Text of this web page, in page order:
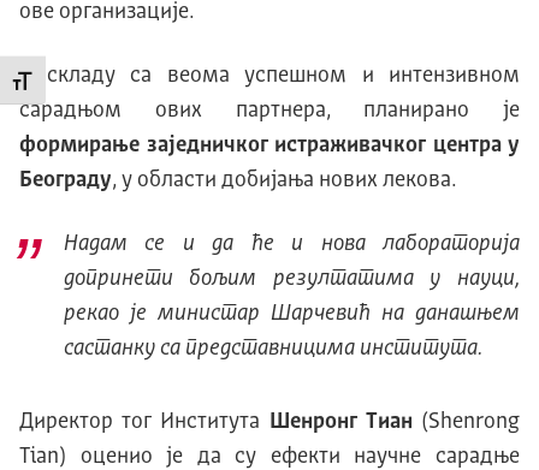
Промени величину слова
ове организације.
У складу са веома успешном и интензивном
сарадњом ових партнера, планирано је
формирање заједничког истраживачког центра у
Београду, у области добијања нових лекова.
Надам се и да ће и нова лабораторија
допринети бољим резултатима у науци,
рекао је министар Шарчевић на данашњем
састанку са представницима института.
Директор тог Института Шенронг Тиан (Shenrong
Tian) оценио је да су ефекти научне сарадње